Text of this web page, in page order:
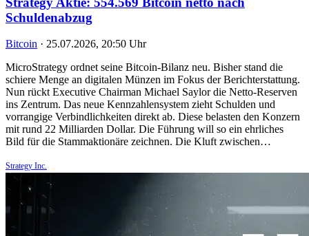
Schuldenabzug
Bitcoin · 25.07.2026, 20:50 Uhr
MicroStrategy ordnet seine Bitcoin-Bilanz neu. Bisher stand die
schiere Menge an digitalen Münzen im Fokus der Berichterstattung.
Nun rückt Executive Chairman Michael Saylor die Netto-Reserven
ins Zentrum. Das neue Kennzahlensystem zieht Schulden und
vorrangige Verbindlichkeiten direkt ab. Diese belasten den Konzern
mit rund 22 Milliarden Dollar. Die Führung will so ein ehrliches
Bild für die Stammaktionäre zeichnen. Die Kluft zwischen…
Strategy Inc.